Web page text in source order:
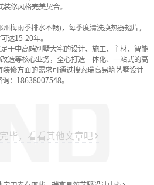
修风格完美契合‌。
雨季排水不畅)，每季度清洗换热器翅片，
达15-20年‌。
中高端别墅大宅的设计、施工、主材、智能
造等核心业务，全心打造一体化、一站式的高
修方面的需求可通过搜索瑞高易筑艺墅设计
：18638007548。
毕，看看其他文章吧